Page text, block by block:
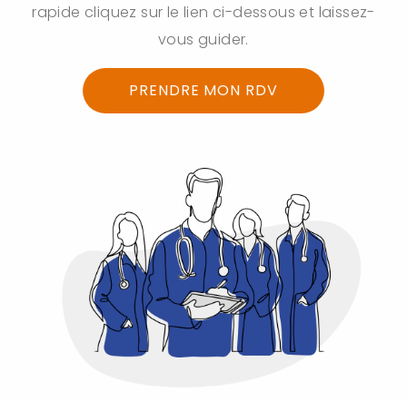
rapide cliquez sur le lien ci-dessous et laissez-
vous guider.
PRENDRE MON RDV